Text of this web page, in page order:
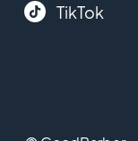
TikTok